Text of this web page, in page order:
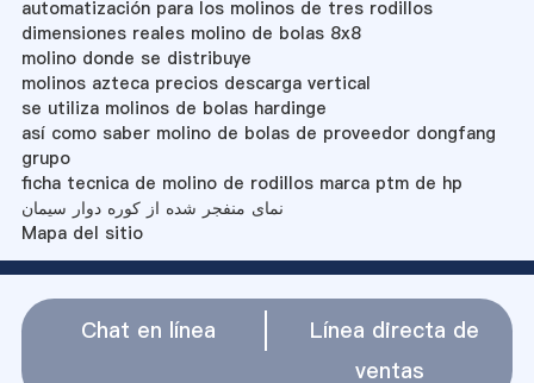
automatización para los molinos de tres rodillos
dimensiones reales molino de bolas 8x8
molino donde se distribuye
molinos azteca precios descarga vertical
se utiliza molinos de bolas hardinge
así como saber molino de bolas de proveedor dongfang
grupo
ficha tecnica de molino de rodillos marca ptm de hp
نمای منفجر شده از کوره دوار سیمان
Mapa del sitio
Chat en línea
Línea directa de
ventas